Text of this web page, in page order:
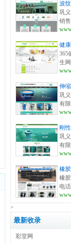
波
巩
销
纹
需
障,
精
良,
成
待
健
365
生
道,
生,
容
生
生
365
伸
巩
有
力
产
产
货,
伸
询
刚
巩
有
管
主
刚
套
橡
橡
电
械
性
胶
>
最新收录
彩堂网